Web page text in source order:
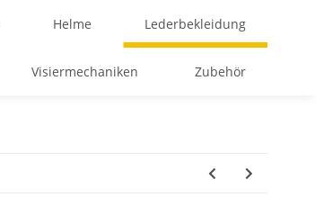
Helme Lederbekleidung
Visiermechaniken Zubehör